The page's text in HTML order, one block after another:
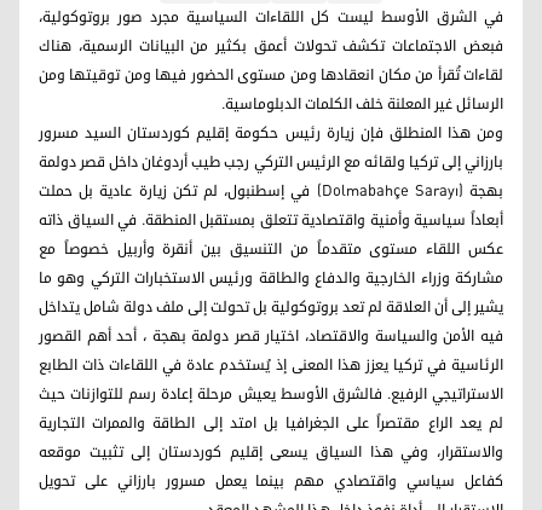
في الشرق الأوسط ليست كل اللقاءات السياسية مجرد صور بروتوكولية،
فبعض الاجتماعات تكشف تحولات أعمق بكثير من البيانات الرسمية، هناك
لقاءات تُقرأ من مكان انعقادها ومن مستوى الحضور فيها ومن توقيتها ومن
الرسائل غير المعلنة خلف الكلمات الدبلوماسية.
ومن هذا المنطلق فإن زيارة رئيس حكومة إقليم كوردستان السيد مسرور
بارزاني إلى تركيا ولقائه مع الرئيس التركي رجب طيب أردوغان داخل قصر دولمة
بهجة (Dolmabahçe Sarayı) في إسطنبول، لم تكن زيارة عادية بل حملت
أبعاداً سياسية وأمنية واقتصادية تتعلق بمستقبل المنطقة. في السياق ذاته
عكس اللقاء مستوى متقدماً من التنسيق بين أنقرة وأربيل خصوصاً مع
مشاركة وزراء الخارجية والدفاع والطاقة ورئيس الاستخبارات التركي وهو ما
يشير إلى أن العلاقة لم تعد بروتوكولية بل تحولت إلى ملف دولة شامل يتداخل
فيه الأمن والسياسة والاقتصاد، اختيار قصر دولمة بهجة ، أحد أهم القصور
الرئاسية في تركيا يعزز هذا المعنى إذ يُستخدم عادة في اللقاءات ذات الطابع
الاستراتيجي الرفيع. فالشرق الأوسط يعيش مرحلة إعادة رسم للتوازنات حيث
لم يعد الراع مقتصراً على الجغرافيا بل امتد إلى الطاقة والممرات التجارية
والاستقرار، وفي هذا السياق يسعى إقليم كوردستان إلى تثبيت موقعه
كفاعل سياسي واقتصادي مهم بينما يعمل مسرور بارزاني على تحويل